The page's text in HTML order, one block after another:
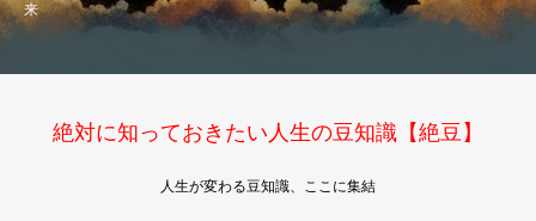
来
絶対に知っておきたい人生の豆知識【絶豆】
人生が変わる豆知識、ここに集結